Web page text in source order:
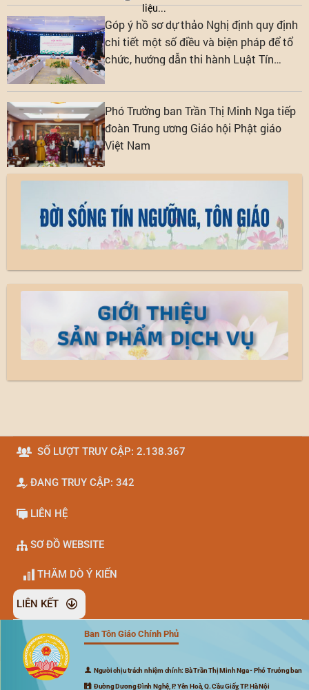
Góp ý hồ sơ dự thảo Nghị định quy định
chi tiết một số điều và biện pháp để tổ
chức, hướng dẫn thi hành Luật Tín
Phó Trưởng ban Trần Thị Minh Nga tiếp
đoàn Trung ương Giáo hội Phật giáo
Việt Nam
SỐ LƯỢT TRUY CẬP: 2.138.367
ĐANG TRUY CẬP: 342
LIÊN HỆ
SƠ ĐỒ WEBSITE
THĂM DÒ Ý KIẾN
LIÊN KẾT
Ban Tôn Giáo Chính Phủ
Người chịu trách nhiệm chính: Bà Trần Thị Minh Nga - Phó Trưởng ban
Đường Dương Đình Nghệ, P. Yên Hoà, Q. Cầu Giấy, TP. Hà Nội
liệu...
Đã kết nối EMC